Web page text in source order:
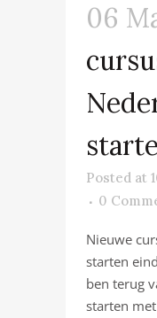
06
Posted at
0
Nieuwe
starten
ben terug
starten